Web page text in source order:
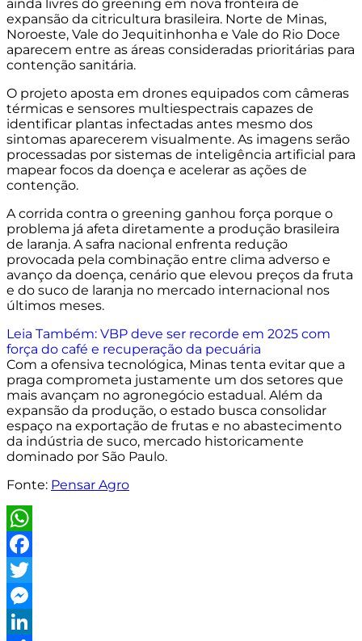
ainda livres do greening em nova fronteira de
expansão da citricultura brasileira. Norte de Minas,
Noroeste, Vale do Jequitinhonha e Vale do Rio Doce
aparecem entre as áreas consideradas prioritárias para
contenção sanitária.
O projeto aposta em drones equipados com câmeras
térmicas e sensores multiespectrais capazes de
identificar plantas infectadas antes mesmo dos
sintomas aparecerem visualmente. As imagens serão
processadas por sistemas de inteligência artificial para
mapear focos da doença e acelerar as ações de
contenção.
A corrida contra o greening ganhou força porque o
problema já afeta diretamente a produção brasileira
de laranja. A safra nacional enfrenta redução
provocada pela combinação entre clima adverso e
avanço da doença, cenário que elevou preços da fruta
e do suco de laranja no mercado internacional nos
últimos meses.
Leia Também: VBP deve ser recorde em 2025 com
força do café e recuperação da pecuária
Com a ofensiva tecnológica, Minas tenta evitar que a
praga comprometa justamente um dos setores que
mais avançam no agronegócio estadual. Além da
expansão da produção, o estado busca consolidar
espaço na exportação de frutas e no abastecimento
da indústria de suco, mercado historicamente
dominado por São Paulo.
Fonte: Pensar Agro
WhatsApp
Facebook
Twitter
Messenger